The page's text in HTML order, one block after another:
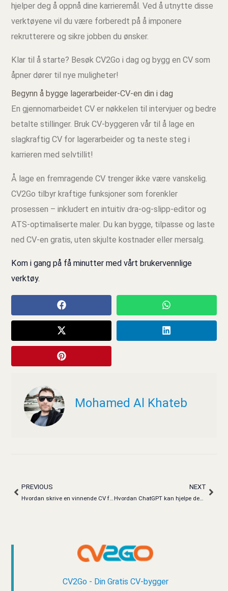
hjelper deg å oppnå dine karrieremål. Ved å utnytte disse
verktøyene vil du være forberedt på å imponere
rekrutterere og sikre jobben du ønsker.
Klar til å starte? Besøk CV2Go i dag og bygg en CV som
åpner dører til nye muligheter!
Begynn å bygge lagerarbeider‑CV‑en din i dag
En gjennomarbeidet CV er nøkkelen til intervjuer og bedre
betalte stillinger. Bruk CV‑byggeren vår til å lage en
slagkraftig CV for lagerarbeider og ta neste steg i
karrieren med selvtillit!
Å lage en fremragende CV trenger ikke være vanskelig.
CV2Go tilbyr kraftige funksjoner som forenkler
prosessen – inkludert en intuitiv dra‑og‑slipp‑editor og
ATS‑optimaliserte maler. Du kan bygge, tilpasse og laste
ned CV‑en gratis, uten skjulte kostnader eller mersalg.
Kom i gang på få minutter med vårt brukervennlige
verktøy.
Mohamed Al Khateb
Prev
PREVIOUS NEXT
Hvordan ChatGPT kan hjelpe deg med å lage en vinnende CV
Next
CV2Go - Din Gratis CV-bygger